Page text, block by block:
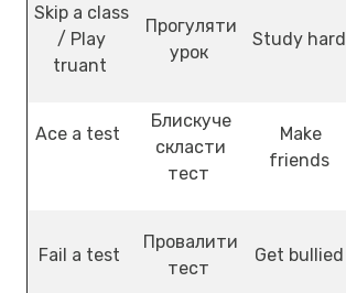
Skip a class
/ Play
truant
Прогуляти
урок
Study hard
Ace a test
Блискуче
скласти
тест
Make
friends
Fail a test
Провалити
тест
Get bullied